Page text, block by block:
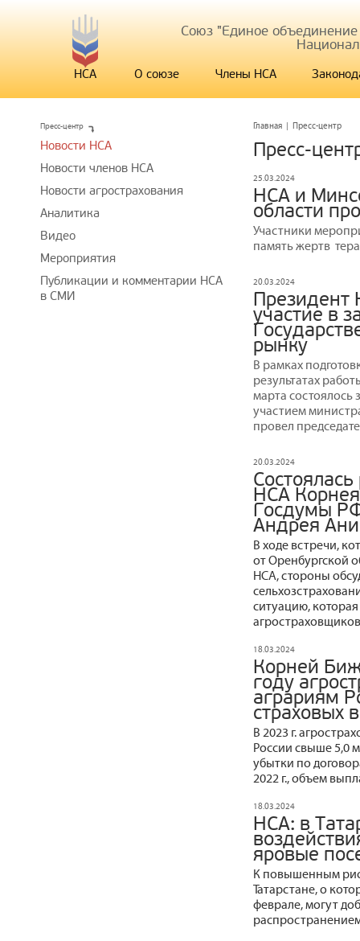
Союз "Единое
НСА О союзе Члены НСА
Главная | Пресс-центр
Пресс-
25.03.2024
НСА и
области
Участники
память жертв
20.03.2024
Президент
участие в
рынку
В рамках
результатах
марта состоялось
участием
провел
20.03.2024
НСА
Госдумы
Андрея
В ходе встречи,
от Оренбургской
НСА, стороны
ситуацию,
18.03.2024
Корней
году
аграриям
страховых
В 2023 г.
России свыше 5,0
убытки по
2022 г., объем
18.03.2024
НСА: в
яровые
К повышенным
Татарстане, о
феврале, могут
Пресс-центр
Новости НСА
Новости членов НСА
Новости агрострахования
Аналитика
Видео
Мероприятия
Публикации и комментарии НСА
в СМИ